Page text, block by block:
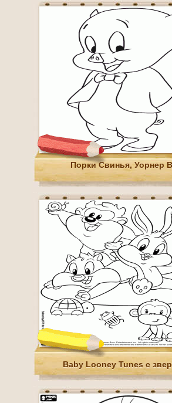
Порки Свинья, Уорнер
Baby Looney Tunes с